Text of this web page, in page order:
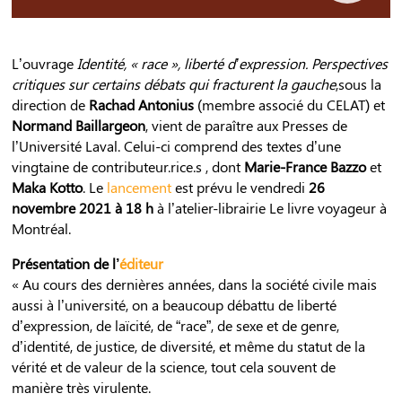
L’ouvrage Identité, « race », liberté d’expression. Perspectives
critiques sur certains débats qui fracturent la gauche,sous la
direction de Rachad Antonius (membre associé du CELAT) et
Normand Baillargeon, vient de paraître aux Presses de
l’Université Laval. Celui-ci comprend des textes d’une
vingtaine de contributeur.rice.s , dont Marie-France Bazzoet
Maka Kotto. Le lancementest prévu le vendredi26
novembre 2021 à 18 hà l’atelier-librairie Le livre voyageur à
Montréal.
Présentation de l’éditeur
« Au cours des dernières années, dans la société civile mais
aussi à l’université, on a beaucoup débattu de liberté
d’expression, de laïcité, de “race”, de sexe et de genre,
d’identité, de justice, de diversité, et même du statut de la
vérité et de valeur de la science, tout cela souvent de
manière très virulente.